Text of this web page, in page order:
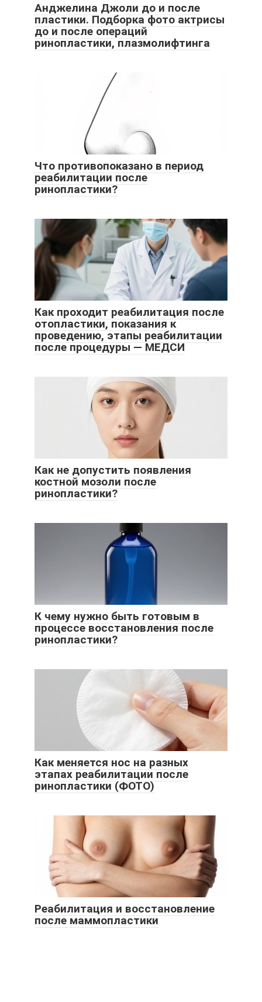
Анджелина Джоли до и после
пластики. Подборка фото актрисы
до и после операций
ринопластики, плазмолифтинга
Что противопоказано в период
реабилитации после
ринопластики?
Как проходит реабилитация после
отопластики, показания к
проведению, этапы реабилитации
после процедуры — МЕДСИ
Как не допустить появления
костной мозоли после
ринопластики?
К чему нужно быть готовым в
процессе восстановления после
ринопластики?
Как меняется нос на разных
этапах реабилитации после
ринопластики (ФОТО)
Реабилитация и восстановление
после маммопластики